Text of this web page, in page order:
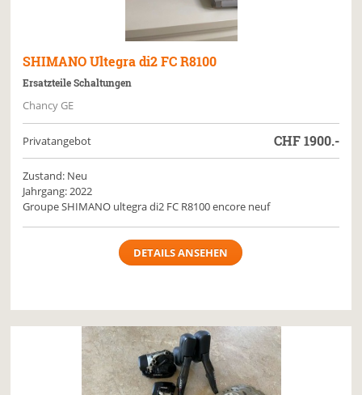
SHIMANO Ultegra di2 FC R8100
Ersatzteile Schaltungen
Chancy GE
Privatangebot CHF1900.-
Zustand: Neu
Jahrgang: 2022
Groupe SHIMANO ultegra di2 FC R8100 encore neuf
DETAILS ANSEHEN